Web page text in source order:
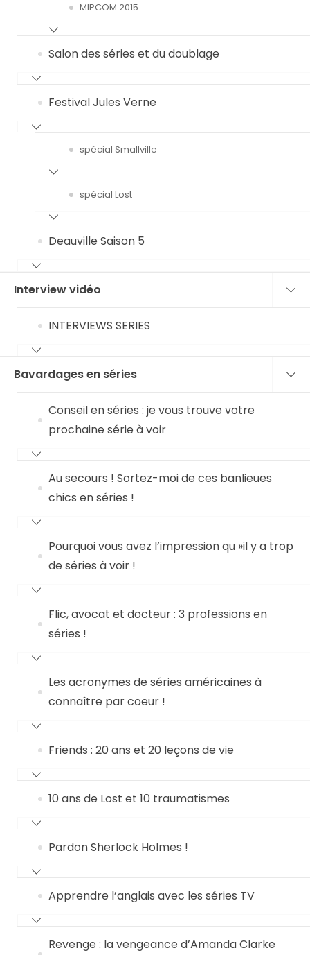
MIPCOM 2015
Salon des séries et du doublage
Festival Jules Verne
spécial Smallville
spécial Lost
Deauville Saison 5
Interview vidéo
INTERVIEWS SERIES
Bavardages en séries
Conseil en séries : je vous trouve votre
prochaine série à voir
Au secours ! Sortez-moi de ces banlieues
chics en séries !
Pourquoi vous avez l’impression qu »il y a trop
de séries à voir !
Flic, avocat et docteur : 3 professions en
séries !
Les acronymes de séries américaines à
connaître par coeur !
Friends : 20 ans et 20 leçons de vie
10 ans de Lost et 10 traumatismes
Pardon Sherlock Holmes !
Apprendre l’anglais avec les séries TV
Revenge : la vengeance d’Amanda Clarke